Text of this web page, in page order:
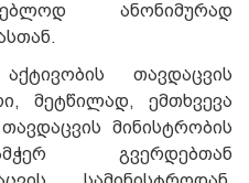
ანონიმურად
თავდაცვის
მეტწილად, ემთხვევა
მინისტრობის
გვერდებთან